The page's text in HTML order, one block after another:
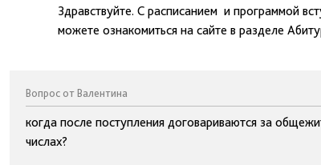
Здравствуйте. С расписанием и программой
можете ознакомиться на сайте в разделе
Вопрос от Валентина
когда после поступления договариваются за
числах?